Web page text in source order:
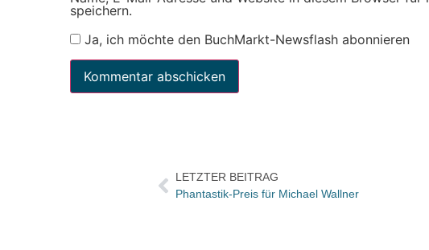
speichern.
Ja, ich möchte den BuchMarkt-Newsflash abonnieren
LETZTER BEITRAG
Phantastik-Preis für Michael Wallner